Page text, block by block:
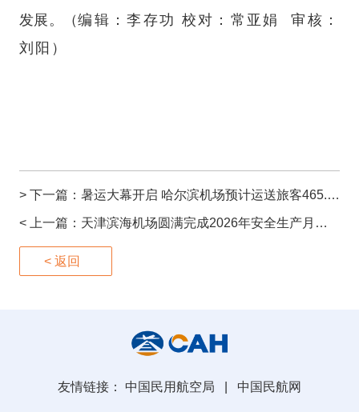
发展。
（编辑：李存功 校对：常亚娟 审核：
刘阳）
> 下一篇： 暑运大幕开启 哈尔滨机场预计运送旅客465.4万人次
< 上一篇： 天津滨海机场圆满完成2026年安全生产月系列活动
< 返回
友情链接： 中国民用航空局 中国民航网